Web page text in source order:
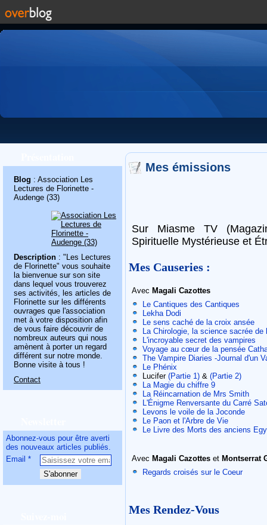
Blog : Association Les
Lectures de Florinette -
Audenge (33)
Description : "Les Lectures
de Florinette" vous souhaite
la bienvenue sur son site
dans lequel vous trouverez
ses activités, les articles de
Florinette sur les différents
ouvrages que l'association
met à votre disposition afin
de vous faire découvrir de
nombreux auteurs qui nous
amènent à porter un regard
différent sur notre monde.
Bonne visite à tous !
Contact
Abonnez-vous pour être averti
des nouveaux articles publiés.
Email
Mes émissions
Sur Miasme TV
Spirituelle Mystérieuse et
Mes Causeries :
Avec Magali Cazottes
Le Cantiques des Cantiques
Lekha Dodi
Le sens caché de la croix ansée
La Chirologie, la science sacrée de
L'incroyable secret des vampires
Voyage au cœur de la pensée
The Vampire Diaries -Journal d'un
Le Phénix
Lucifer (Partie 1) & (Partie 2)
La Magie du chiffre 9
La Réincarnation de Mrs Smith
L'Énigme Renversante du Carré
Levons le voile de la Joconde
Le Paon et l'Arbre de Vie
Le Livre des Morts des anciens
Avec Magali Cazottes et Montserrat
Regards croisés sur le Coeur
Mes Rendez-Vous